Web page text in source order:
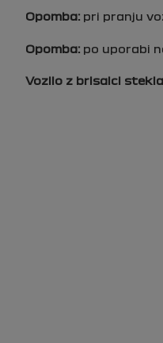
Opomba: pri pranju
Opomba: po uporabi
Vozilo z brisalci